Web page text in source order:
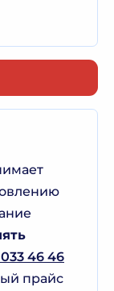
46 46
прайс